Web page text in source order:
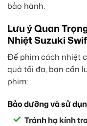
bảo hành.
Lưu ý Quan
Nhiệt Suzuki
Để phim cách nhiệt
quả tối đa, bạn cần
phim:
Bảo dưỡng và sử
Tránh hạ kính